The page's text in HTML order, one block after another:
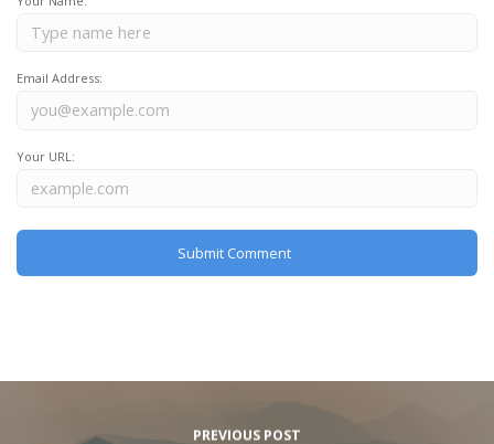
Email Address:
Your URL:
PREVIOUS POST